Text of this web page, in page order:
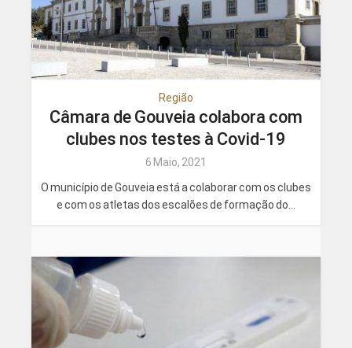
Região
Câmara de Gouveia colabora com
clubes nos testes à Covid-19
6 Maio, 2021
O município de Gouveia está a colaborar com os clubes
e com os atletas dos escalões de formação do...